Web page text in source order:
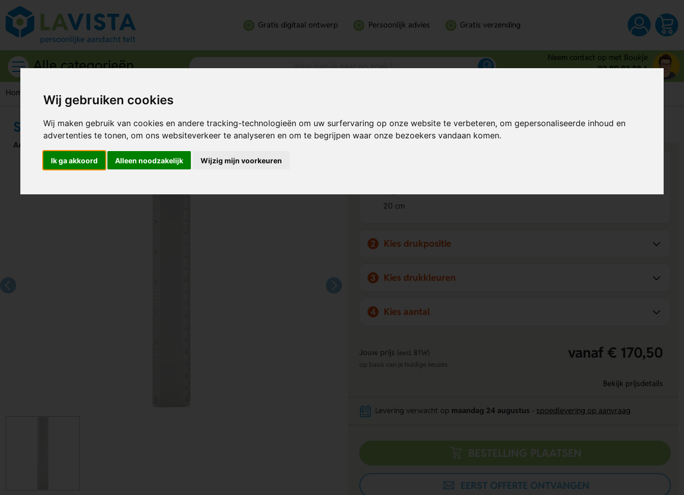
Wij gebruiken cookies
Wij maken gebruik van cookies en andere tracking-technologieën om uw surfervaring op onze website te verbeteren, om gepersonaliseerde inhoud en
advertenties te tonen, om ons websiteverkeer te analyseren en om te begrijpen waar onze bezoekers vandaan komen.
Ik ga akkoord Alleen noodzakelijk Wijzig mijn voorkeuren
Gratis digitaal ontwerp Persoonlijk advies Gratis verzending
Alle categorieën
Neem contact op met Boukje
03 80 83 28 6
Home Kantoorartikelen Stevige liniaal van aluminium
Stevige liniaal van aluminium
Artikelnummer:
Bereken mijn prijs Al vanaf€ 0,75per stuk (excl. BTW)
20 cm
2 Kies drukpositie
3 Kies drukkleuren
4 Kies aantal
Jouw prijs (excl. BTW) vanaf € 170,50
op basis van je huidige keuzes
Bekijk prijsdetails
Levering verwacht op maandag 24 augustus spoedlevering op aanvraag
BESTELLING PLAATSEN
EERST OFFERTE ONTVANGEN